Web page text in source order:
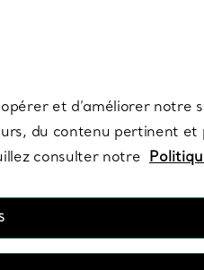
et d’améliorer
du contenu pertinent
consulter notre